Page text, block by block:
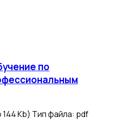
по
Kb) Тип файла: pdf